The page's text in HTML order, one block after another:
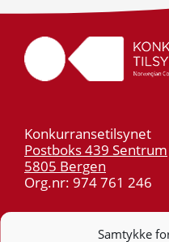
Samtykke
Konkurransetilsynet
Postboks 439 Sentrum
5805 Bergen
Org.nr: 974 761 246
55 59 75 00